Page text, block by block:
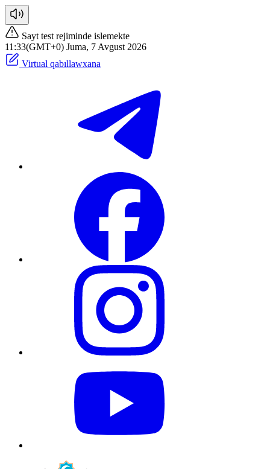
Sayt test rejiminde islemekte
11:33(GMT+0) Juma, 7 Avgust 2026
Virtual qabıllawxana